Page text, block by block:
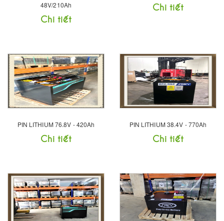
48V/210Ah
Chi tiết
Chi tiết
PIN LITHIUM 76.8V - 420Ah
Chi tiết
PIN LITHIUM 38.4V - 770Ah
Chi tiết